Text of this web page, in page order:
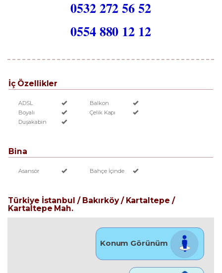
0532 272 56 52
0554 880 12 12
İç Özellikler
ADSL
Balkon
Boyalı
Çelik Kapı
Duşakabin
Bina
Asansör Bahçe İçinde
Türkiye İstanbul / Bakırköy/ Kartaltepe /
Kartaltepe Mah.
Konum Görünüm